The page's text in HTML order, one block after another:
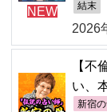
NEW 結末
2026
【不
い、
新宿